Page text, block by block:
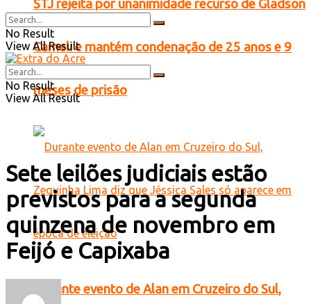
STJ rejeita por unanimidade recurso de Gladson
Cameli e mantém condenação de 25 anos e 9
meses de prisão
Durante evento de Alan em Cruzeiro do Sul,
No Result
View All Result
No Result
View All Result
Sete leilões judiciais estão
previstos para a segunda
quinzena de novembro em
Feijó e Capixaba